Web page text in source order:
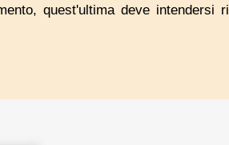
quest'ultima deve